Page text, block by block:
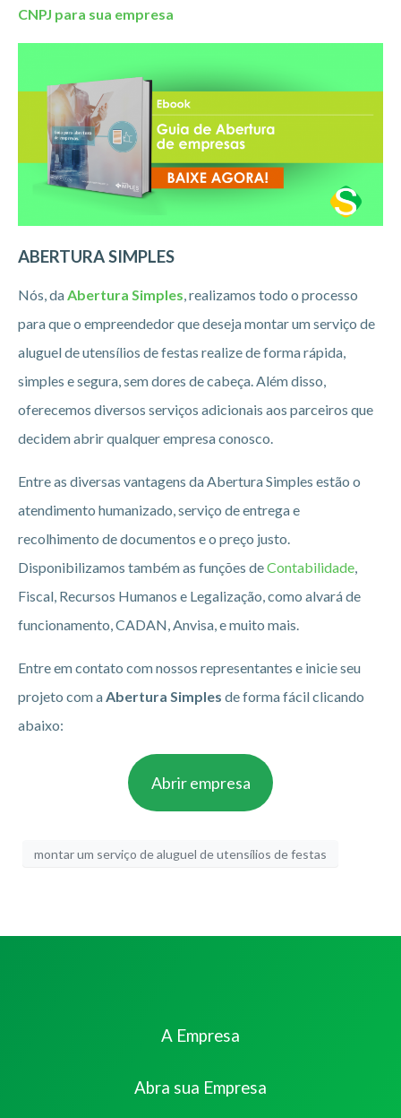
CNPJ para sua empresa
ABERTURA SIMPLES
Nós, da Abertura Simples , realizamos todo o processo
para que o empreendedor que deseja montar um serviço de
aluguel de utensílios de festas realize de forma rápida,
simples e segura, sem dores de cabeça. Além disso,
oferecemos diversos serviços adicionais aos parceiros que
decidem abrir qualquer empresa conosco.
Entre as diversas vantagens da Abertura Simples estão o
atendimento humanizado, serviço de entrega e
recolhimento de documentos e o preço justo.
Disponibilizamos também as funções deContabilidade
Fiscal, Recursos Humanos e Legalização, como alvará de
funcionamento, CADAN, Anvisa, e muito mais.
Entre em contato com nossos representantes e inicie seu
projeto com a Abertura Simples de forma fácil clicando
abaixo:
Abrir empresa
montar um serviço de aluguel de utensílios de festas
A Empresa
Abra sua Empresa